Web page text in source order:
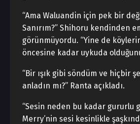
“Ama Waluandin için pek bir
Sanırım?” Shihoru kendinden
görünmüyordu. “Yine de
öncesine kadar uykuda
“Bir ışık gibi söndüm ve hiçbir
anladın mı?” Ranta açıkladı.
“Sesin neden bu kadar gururlu
Merry’nin sesi kesinlikle